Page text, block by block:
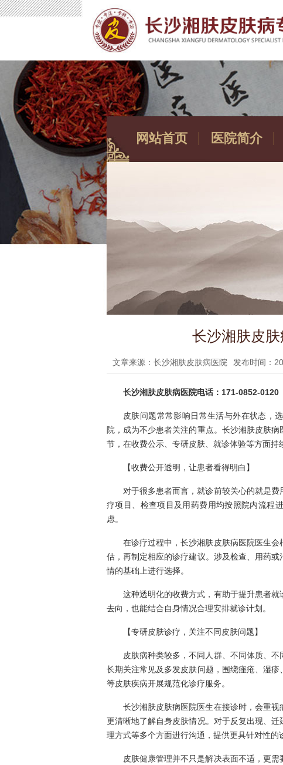
网站首页 医院简介
长沙湘肤皮
文章来源：长沙湘肤皮肤病医院 发布时间：
长沙湘肤皮肤病医院电话：171-0852-0120
皮肤问题常常影响日常生活与外在状态，
院，成为不少患者关注的重点。长沙湘肤皮肤
节，在收费公示、专研皮肤、就诊体验等方面持
【收费公开透明，让患者看得明白】
对于很多患者而言，就诊前较关心的就是
疗项目、检查项目及用药费用均按照院内流程
虑。
在诊疗过程中，长沙湘肤皮肤病医院医生
估，再制定相应的诊疗建议。涉及检查、用药
情的基础上进行选择。
这种透明化的收费方式，有助于提升患者
去向，也能结合自身情况合理安排就诊计划。
【专研皮肤诊疗，关注不同皮肤问题】
皮肤病种类较多，不同人群、不同体质、
长期关注常见及多发皮肤问题，围绕痤疮、湿
等皮肤疾病开展规范化诊疗服务。
长沙湘肤皮肤病医院医生在接诊时，会重
更清晰地了解自身皮肤情况。对于反复出现、
理方式等多个方面进行沟通，提供更具针对性的
皮肤健康管理并不只是解决表面不适，更